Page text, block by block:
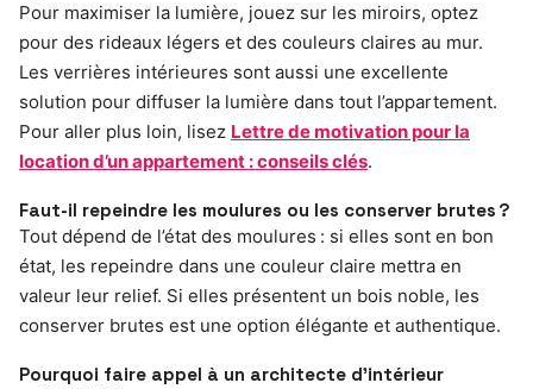
Pour maximiser la lumière, jouez sur les miroirs, optez
pour des rideaux légers et des couleurs claires au mur.
Les verrières intérieures sont aussi une excellente
solution pour diffuser la lumière dans tout l’appartement.
Pour aller plus loin, lisez Lettre de motivation pour la
location d’un appartement : conseils clés.
Faut-il repeindre les moulures ou les conserver brutes ?
Tout dépend de l’état des moulures : si elles sont en bon
état, les repeindre dans une couleur claire mettra en
valeur leur relief. Si elles présentent un bois noble, les
conserver brutes est une option élégante et authentique.
Pourquoi faire appel à un architecte d’intérieur